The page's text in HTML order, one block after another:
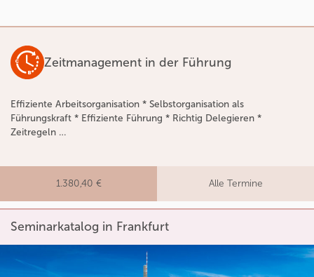
Zeitmanagement in der Führung
Effiziente Arbeitsorganisation * Selbstorganisation als
Führungskraft * Effiziente Führung * Richtig Delegieren *
Zeitregeln …
1.380,40 € Alle Termine
Seminarkatalog in Frankfurt